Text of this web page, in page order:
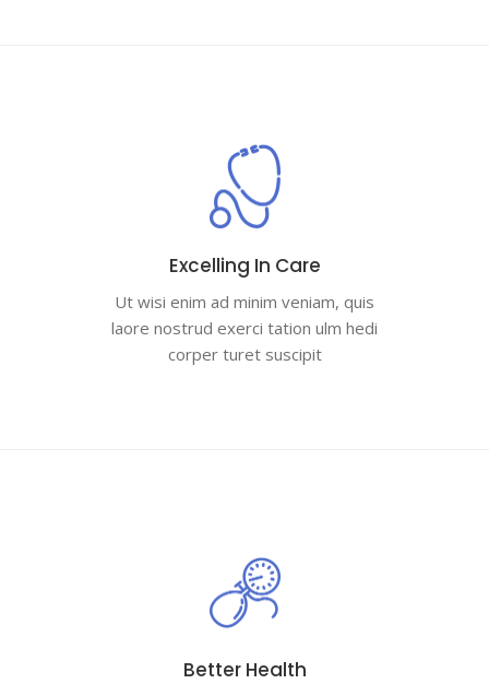
Excelling In Care
Ut wisi enim ad minim veniam, quis
laore nostrud exerci tation ulm hedi
corper turet suscipit
Better Health